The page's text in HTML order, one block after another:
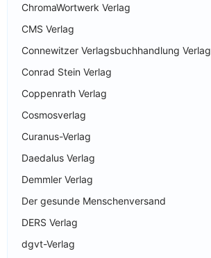
ChromaWortwerk Verlag
CMS Verlag
Connewitzer Verlagsbuchhandlung Verlag
Conrad Stein Verlag
Coppenrath Verlag
Cosmosverlag
Curanus-Verlag
Daedalus Verlag
Demmler Verlag
Der gesunde Menschenversand
DERS Verlag
dgvt-Verlag